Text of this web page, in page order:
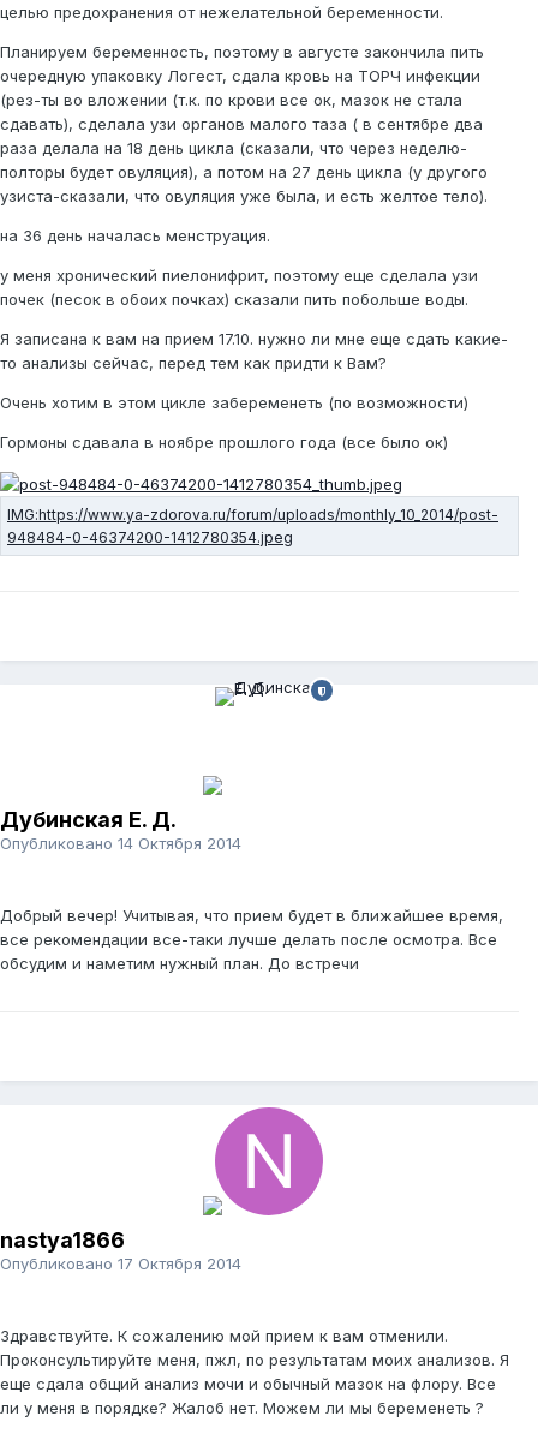
целью предохранения от нежелательной беременности.
Планируем беременность, поэтому в августе закончила пить
очередную упаковку Логест, сдала кровь на ТОРЧ инфекции
(рез-ты во вложении (т.к. по крови все ок, мазок не стала
сдавать), сделала узи органов малого таза ( в сентябре два
раза делала на 18 день цикла (сказали, что через неделю-
полторы будет овуляция), а потом на 27 день цикла (у другого
узиста-сказали, что овуляция уже была, и есть желтое тело).
на 36 день началась менструация.
у меня хронический пиелонифрит, поэтому еще сделала узи
почек (песок в обоих почках) сказали пить побольше воды.
Я записана к вам на прием 17.10. нужно ли мне еще сдать какие-
то анализы сейчас, перед тем как придти к Вам?
Очень хотим в этом цикле забеременеть (по возможности)
Гормоны сдавала в ноябре прошлого года (все было ок)
Дубинская Е. Д.
Опубликовано 14 Октября 2014
Добрый вечер! Учитывая, что прием будет в ближайшее время,
все рекомендации все-таки лучше делать после осмотра. Все
обсудим и наметим нужный план. До встречи
nastya1866
Опубликовано 17 Октября 2014
Здравствуйте. К сожалению мой прием к вам отменили.
Проконсультируйте меня, пжл, по результатам моих анализов. Я
еще сдала общий анализ мочи и обычный мазок на флору. Все
ли у меня в порядке? Жалоб нет. Можем ли мы беременеть ?